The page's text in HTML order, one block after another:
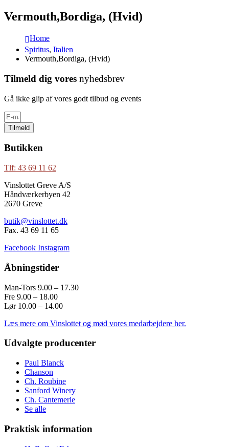
Vermouth,Bordiga, (Hvid)
Home
Spiritus, Italien
Vermouth,Bordiga, (Hvid)
Tilmeld dig vores nyhedsbrev
Gå ikke glip af vores godt tilbud og events
Tilmeld
Butikken
Tlf: 43 69 11 62
Vinslottet Greve A/S
Håndværkerbyen 42
2670 Greve
butik@vinslottet.dk
Fax. 43 69 11 65
Facebook Instagram
Åbningstider
Man-Tors 9.00 – 17.30
Fre 9.00 – 18.00
Lør 10.00 – 14.00
Læs mere om Vinslottet og mød vores medarbejdere her.
Udvalgte producenter
Paul Blanck
Chanson
Ch. Roubine
Sanford Winery
Ch. Cantemerle
Se alle
Praktisk information